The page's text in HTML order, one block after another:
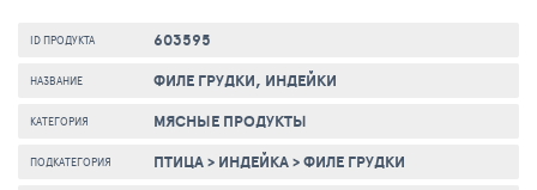
ID ПРОДУКТА 603595
НАЗВАНИЕ ФИЛЕ ГРУДКИ, ИНДЕЙКИ
КАТЕГОРИЯ МЯСНЫЕ ПРОДУКТЫ
ПОДКАТЕГОРИЯ ПТИЦА> ИНДЕЙКА>ФИЛЕ ГРУДКИ